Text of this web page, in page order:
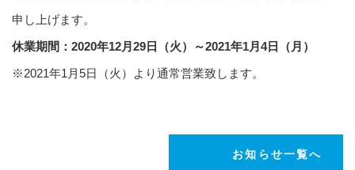
申し上げます。
休業期間：2020年12月29日（火）～2021年1月4日（月）
※2021年1月5日（火）より通常営業致します。
お知らせ一覧へ